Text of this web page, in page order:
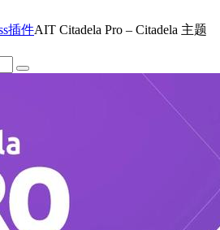
插件AIT Citadela Pro – Citadela 主题